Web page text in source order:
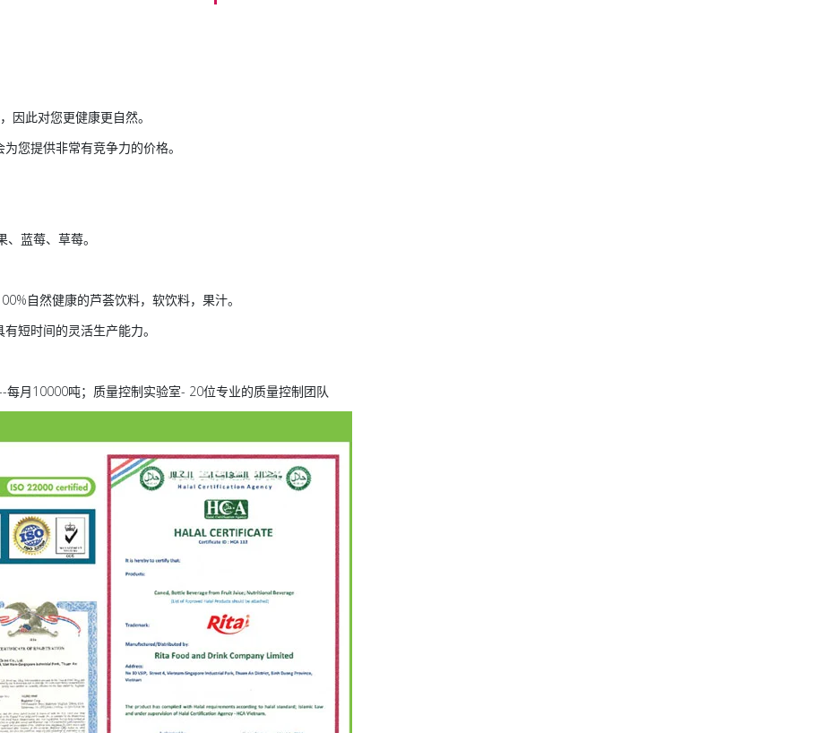
因此对您更健康更自然。
您提供非常有竞争力的价格。
蓝莓、草莓。
自然健康的芦荟饮料，软饮料，果汁。
短时间的灵活生产能力。
月10000吨；质量控制实验室- 20位专业的质量控制团队